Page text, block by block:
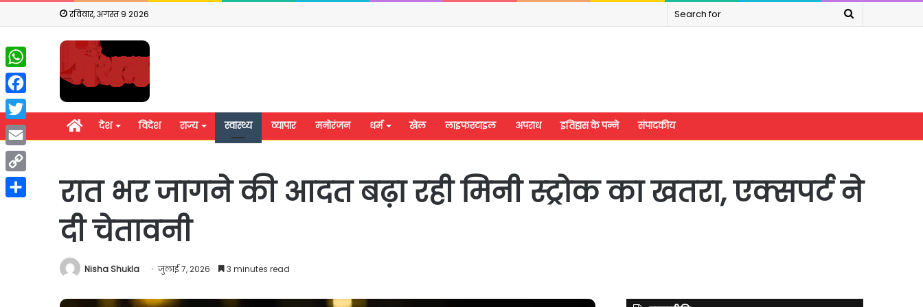
रविवार, अगस्त 9 2026
Search
होम देश विदेश राज्य स्वास्थ्य व्यापार मनोरंजन धर्म खेल लाइफस्टाइल अपराध इतिहास के पन्ने संपादकीय
रात भर जागने की आदत बढ़ा रही मिनी स्ट्रोक का खतरा, एक्सपर्ट ने
दी चेतावनी
Nisha Shukla जुलाई 7, 2026 3 minutes read
WhatsApp
Facebook
Twitter
Email
Copy
Link